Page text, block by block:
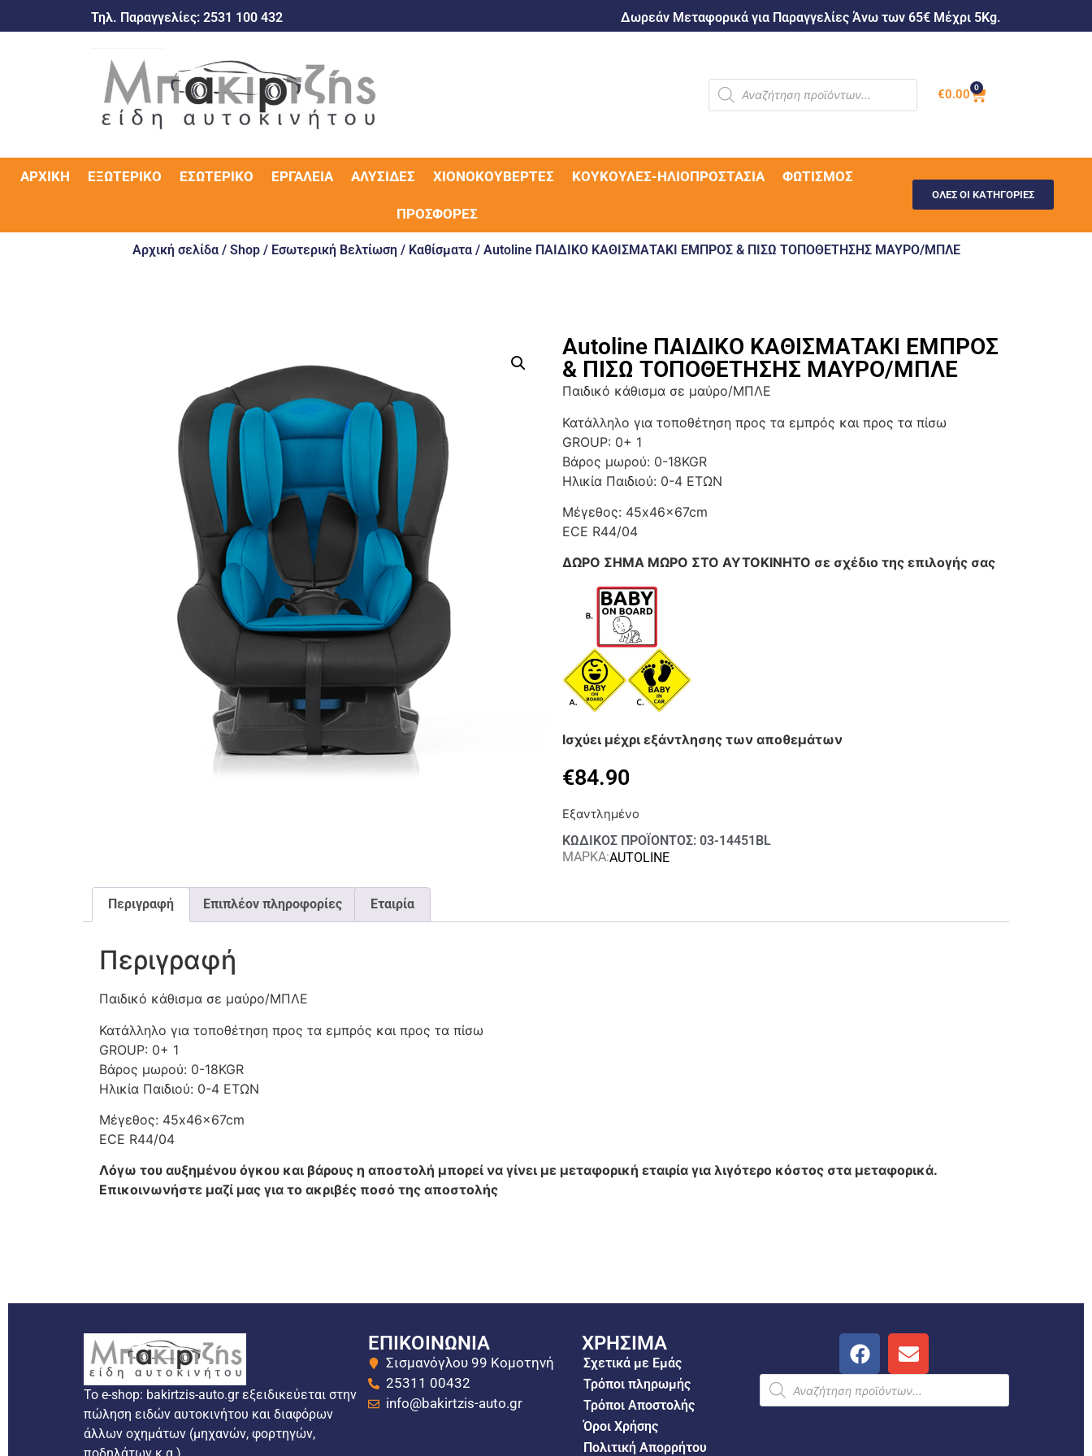
Τηλ. Παραγγελίες: 2531 100 432 Δωρεάν Μεταφορικά για Παραγγελίες Άνω των 65€ Μέχρι 5Kg.
€0.00 0
ΑΡΧΙΚΉ ΕΞΩΤΕΡΙΚΌ ΕΣΩΤΕΡΙΚΌ ΕΡΓΑΛΕΊΑ ΑΛΥΣΊΔΕΣ ΧΙΟΝΟΚΟΥΒΈΡΤΕΣ ΚΟΥΚΟΎΛΕΣ-ΗΛΙΟΠΡΟΣΤΑΣΊΑ ΦΩΤΙΣΜΌΣ
ΠΡΟΣΦΟΡΈΣ
ΟΛΕΣ ΟΙ ΚΑΤΗΓΟΡΙΕΣ
Αρχική σελίδα/ Shop/ Εσωτερική Βελτίωση/ Καθίσματα/ Autoline ΠΑΙΔΙΚΟ ΚΑΘΙΣΜΑΤΑΚΙ ΕΜΠΡΟΣ & ΠΙΣΩ ΤΟΠΟΘΕΤΗΣΗΣ ΜΑΥΡΟ/ΜΠΛΕ
Autoline ΠΑΙΔΙΚΟ ΚΑΘΙΣΜΑΤΑΚΙ ΕΜΠΡΟΣ
& ΠΙΣΩ ΤΟΠΟΘΕΤΗΣΗΣ ΜΑΥΡΟ/ΜΠΛΕ
Παιδικό κάθισμα σε μαύρο/ΜΠΛΕ
Κατάλληλο για τοποθέτηση προς τα εμπρός και προς τα πίσω
GROUP: 0+ 1
Βάρος μωρού: 0-18KGR
Ηλικία Παιδιού: 0-4 ΕΤΩΝ
Μέγεθος: 45x46x67cm
ECE R44/04
ΔΩΡΟ ΣΗΜΑ ΜΩΡΟ ΣΤΟ ΑΥΤΟΚΙΝΗΤΟ σε σχέδιο της επιλογής σας
Ισχύει μέχρι εξάντλησης των αποθεμάτων
€84.90
Εξαντλημένο
ΚΩΔΙΚΟΣ ΠΡΟΪΟΝΤΟΣ: 03-14451BL
ΜΑΡΚΑ:AUTOLINE
Περιγραφή Επιπλέον πληροφορίες Εταιρία
Περιγραφή
Παιδικό κάθισμα σε μαύρο/ΜΠΛΕ
Κατάλληλο για τοποθέτηση προς τα εμπρός και προς τα πίσω
GROUP: 0+ 1
Βάρος μωρού: 0-18KGR
Ηλικία Παιδιού: 0-4 ΕΤΩΝ
Μέγεθος: 45x46x67cm
ECE R44/04
Λόγω του αυξημένου όγκου και βάρους η αποστολή μπορεί να γίνει με μεταφορική εταιρία για λιγότερο κόστος στα μεταφορικά.
Επικοινωνήστε μαζί μας για το ακριβές ποσό της αποστολής
Το e-shop: bakirtzis-auto.gr εξειδικεύεται στην
πώληση ειδών αυτοκινήτου και διαφόρων
άλλων οχημάτων (μηχανών, φορτηγών,
ΕΠΙΚΟΙΝΩΝΙΑ
Σισμανόγλου 99 Κομοτηνή
25311 00432
info@bakirtzis-auto.gr
ΧΡΗΣΙΜΑ
Σχετικά με Εμάς
Τρόποι πληρωμής
Τρόποι Αποστολής
Όροι Χρήσης
Πολιτική Απορρήτου